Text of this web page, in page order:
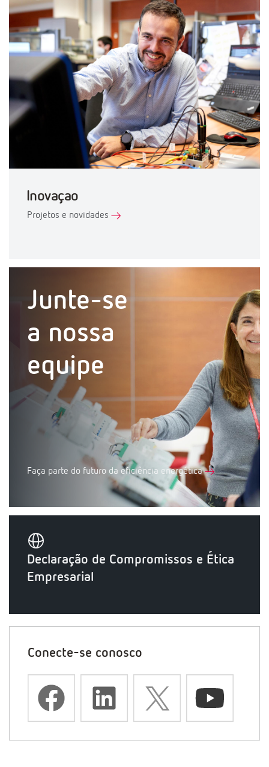
Inovaçao
Projetos e novidades
Junte-se
a nossa
equipe
Faça parte do futuro da eficiência energética
Declaração de Compromissos e Ética
Empresarial
Conecte-se conosco